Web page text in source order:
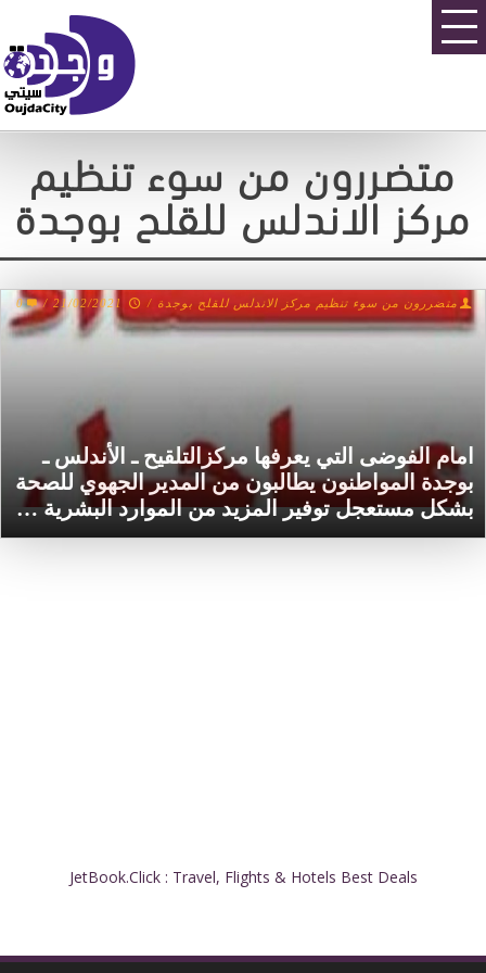
متضررون من سوء تنظيم
مركز الاندلس للقلح بوجدة
امام الفوضى التي يعرفها مركزالتلقيح ـ الأندلس ـ
بوجدة المواطنون يطالبون من المدير الجهوي للصحة
بشكل مستعجل توفير المزيد من الموارد البشرية …
متضررون من سوء تنظيم مركز الاندلس للقلح بوجدة /
21/02/2021
/
0
JetBook.Click : Travel, Flights & Hotels Best Deals